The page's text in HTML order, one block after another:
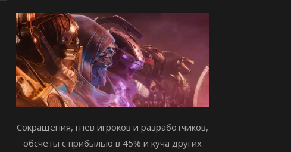
Сокращения, гнев игроков и разработчиков,
обсчеты с прибылью в 45% и куча других